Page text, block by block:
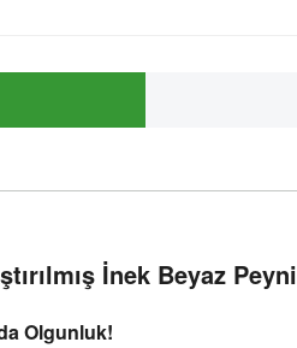
İnek Beyaz
Olgunluk!